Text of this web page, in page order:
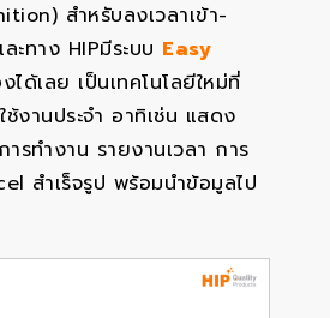
สำหรับลงเวลาเข้า-
ทาง HIPมีระบบ Easy
ด้เลย เป็นเทคโนโลยีใหม่ที่
งานประจำ อาทิเช่น แสดง
รทำงาน รายงานเวลา การ
สำเร็จรูป พร้อมนำข้อมูลไป